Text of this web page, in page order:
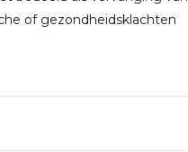
of gezondheidsklachten